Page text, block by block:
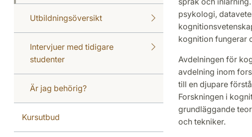
Utbildningsöversikt
Intervjuer med tidigare
studenter
Är jag behörig?
Kursutbud
psykologi,
kognition fungerar
Avdelningen för
avdelning inom
till en djupare
Forskningen i
grundläggande
och tekniker.